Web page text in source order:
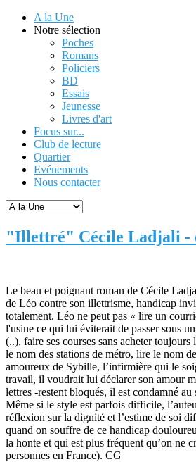
A la Une
Notre sélection
Poches
Romans
Policiers
BD
Essais
Jeunesse
Livres d'art
Focus sur...
Club de lecture
Quartier
Evénements
Nous contacter
"Illettré" Cécile Ladjali -
Le beau et poignant roman de Cécile
de Léo contre son illettrisme, handicap
totalement. Léo ne peut pas « lire un
l'usine ce qui lui éviterait de passer sous
(..), faire ses courses sans acheter
le nom des stations de métro, lire le nom
amoureux de Sybille, l’infirmière qui le
travail, il voudrait lui déclarer son amour
lettres -restent bloqués, il est condamné
Même si le style est parfois difficile, l’
réflexion sur la dignité et l’estime de soi
quand on souffre de ce handicap
la honte et qui est plus fréquent qu’on ne
personnes en France). CG